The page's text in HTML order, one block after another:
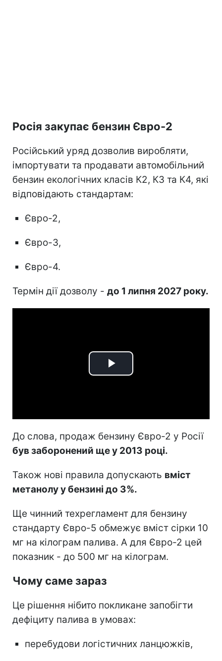
Росія закупає бензин Євро-2
Російський уряд дозволив виробляти,
імпортувати та продавати автомобільний
бензин екологічних класів К2, К3 та К4, які
відповідають стандартам:
Євро-2,
Євро-3,
Євро-4.
Термін дії дозволу - до 1 липня 2027 року.
Play
До слова, продаж бензину Євро-2 у Росії
був заборонений ще у 2013 році.
Також нові правила допускають вміст
метанолу у бензині до 3%.
Ще чинний техрегламент для бензину
стандарту Євро-5 обмежує вміст сірки 10
мг на кілограм палива. А для Євро-2 цей
показник - до 500 мг на кілограм.
Чому саме зараз
Це рішення нібито покликане запобігти
дефіциту палива в умовах:
перебудови логістичних ланцюжків,